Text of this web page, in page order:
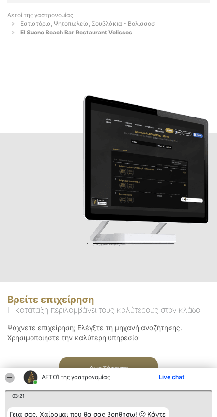
ΑΕΤΟΊ της γαστρονομίας Live chat
03:21
Γεια σας. Χαίρομαι που θα σας βοηθήσω! 🙂 Κάντε
Αετοί της γαστρονομίας
Εστιατόρια, Ψητοπωλεία, Σουβλάκια - Βολισσοσ
El Sueno Beach Bar Restaurant Volissos
Βρείτε επιχείρηση
Η κατάταξη περιλαμβάνει τους καλύτερους στον κλάδο
Ψάχνετε επιχείρηση; Ελέγξτε τη μηχανή αναζήτησης.
Χρησιμοποιήστε την καλύτερη υπηρεσία
Αναζήτηση